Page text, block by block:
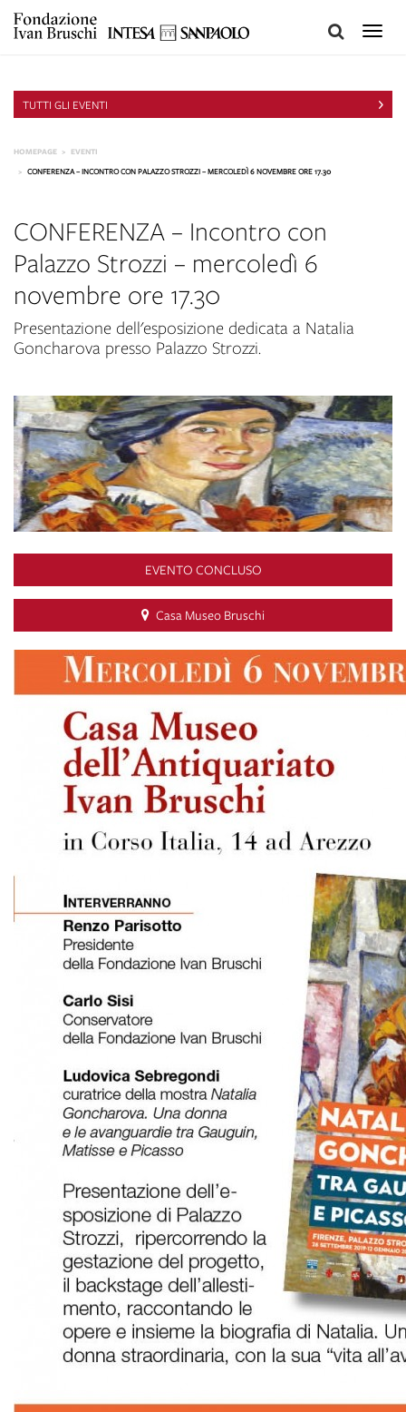
Toggle
TUTTI GLI EVENTI
HOMEPAGE EVENTI
CONFERENZA – INCONTRO CON PALAZZO STROZZI – MERCOLEDÌ 6 NOVEMBRE ORE 17.30
CONFERENZA – Incontro con
Palazzo Strozzi – mercoledì 6
novembre ore 17.30
Presentazione dell'esposizione dedicata a Natalia
Goncharova presso Palazzo Strozzi.
EVENTO CONCLUSO
Casa Museo Bruschi